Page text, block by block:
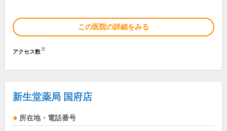
この医院の詳細をみる
アクセス数※
新生堂薬局 国府店
所在地・電話番号